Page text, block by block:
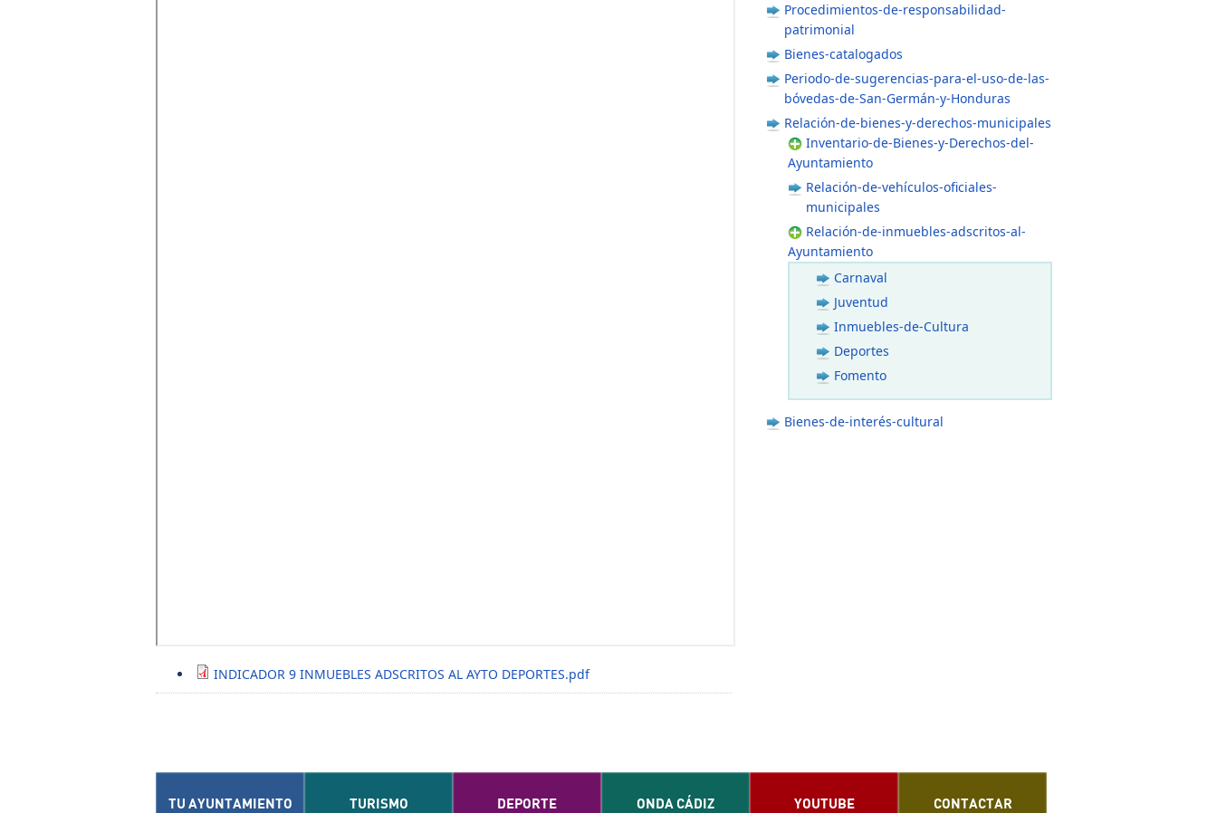
INDICADOR 9 INMUEBLES ADSCRITOS AL AYTO DEPORTES.pdf
Procedimientos-de-responsabilidad-
patrimonial
Bienes-catalogados
Periodo-de-sugerencias-para-el-uso-de-las-
bóvedas-de-San-Germán-y-Honduras
Relación-de-bienes-y-derechos-municipales
Inventario-de-Bienes-y-Derechos-del-
Ayuntamiento
Relación-de-vehículos-oficiales-
municipales
Relación-de-inmuebles-adscritos-al-
Ayuntamiento
Carnaval
Juventud
Inmuebles-de-Cultura
Deportes
Fomento
Bienes-de-interés-cultural
TU AYUNTAMIENTO TURISMO DEPORTE ONDA CÁDIZ YOUTUBE CONTACTAR